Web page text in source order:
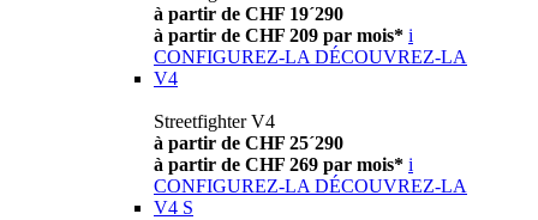
à partir de CHF 19´290
à partir de CHF 209 par mois* i
CONFIGUREZ-LA DÉCOUVREZ-LA
V4
Streetfighter V4
à partir de CHF 25´290
à partir de CHF 269 par mois* i
CONFIGUREZ-LA DÉCOUVREZ-LA
V4 S